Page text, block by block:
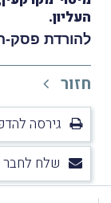
העליון.
להורדת פסק-
חזור
גירסה
שלח לחבר